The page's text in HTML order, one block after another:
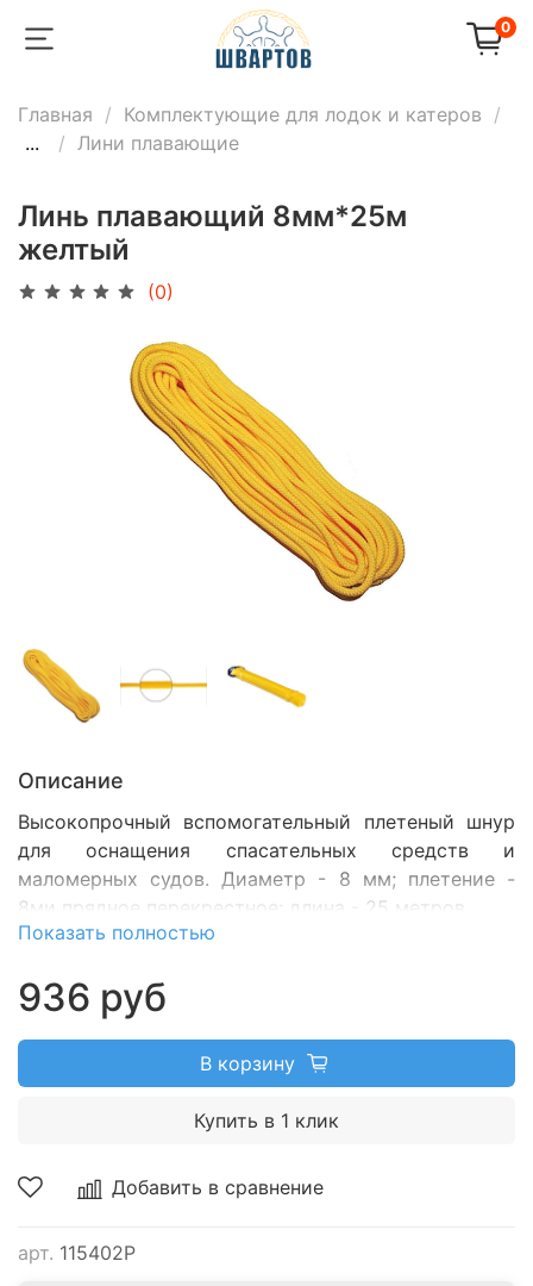
0
Главная
Комплектующие для лодок и катеров
...
Лини плавающие
Линь плавающий 8мм*25м
желтый
(0)
Добавить в сравнение
арт. 115402P
Описание
Высокопрочный вспомогательный плетеный шнур
для оснащения спасательных средств и
маломерных судов.Диаметр - 8 мм; плетение -
8ми прядное перекрестное; длина - 25 метров.
Показать полностью
936 руб
В корзину
Купить в 1 клик